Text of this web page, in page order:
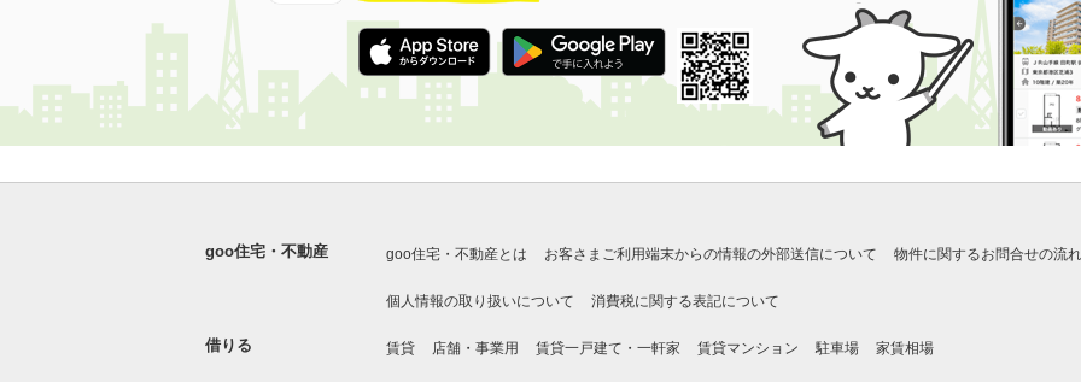
goo住宅・不動産 goo住宅・不動産とは お客さまご利用端末からの情報の外部送信について 物件に関するお問合せの流れ
個人情報の取り扱いについて 消費税に関する表記について
借りる 賃貸 店舗・事業用 賃貸一戸建て・一軒家 賃貸マンション 駐車場 家賃相場